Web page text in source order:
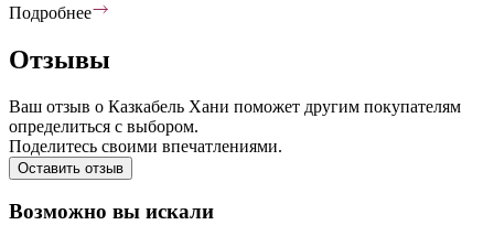
Подробнее
Отзывы
Ваш отзыв о Казкабель Хани поможет другим покупателям
определиться с выбором.
Поделитесь своими впечатлениями.
Оставить отзыв
Возможно вы искали